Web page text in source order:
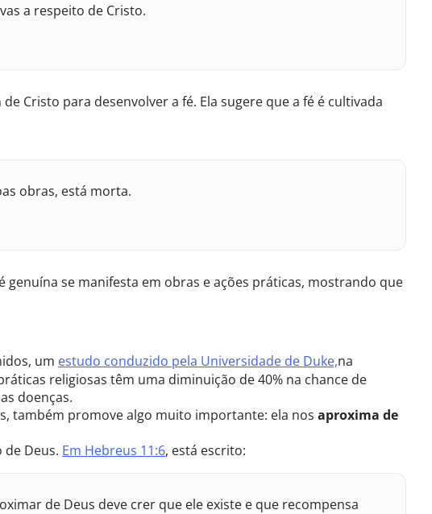
a respeito de Cristo.
Cristo para desenvolver a fé. Ela sugere que a fé é cultivada
obras, está morta.
genuína se manifesta em obras e ações práticas, mostrando que
um estudo conduzido pela Universidade de Duke,na
religiosas têm uma diminuição de 40% na chance de
doenças.
também promove algo muito importante: ela nos aproxima de
Deus. Em Hebreus 11:6, está escrito:
de Deus deve crer que ele existe e que recompensa